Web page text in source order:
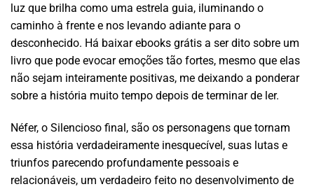
luz que brilha como uma estrela guia, iluminando o
caminho à frente e nos levando adiante para o
desconhecido. Há baixar ebooks grátis a ser dito sobre um
livro que pode evocar emoções tão fortes, mesmo que elas
não sejam inteiramente positivas, me deixando a ponderar
sobre a história muito tempo depois de terminar de ler.
Néfer, o Silencioso final, são os personagens que tornam
essa história verdadeiramente inesquecível, suas lutas e
triunfos parecendo profundamente pessoais e
relacionáveis, um verdadeiro feito no desenvolvimento de